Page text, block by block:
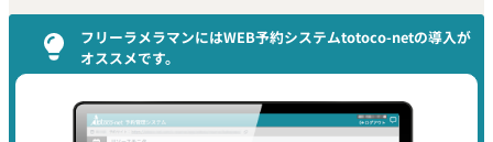
フリーラメラマンにはWEB予約システムtotoco-netの導入が
オススメです。